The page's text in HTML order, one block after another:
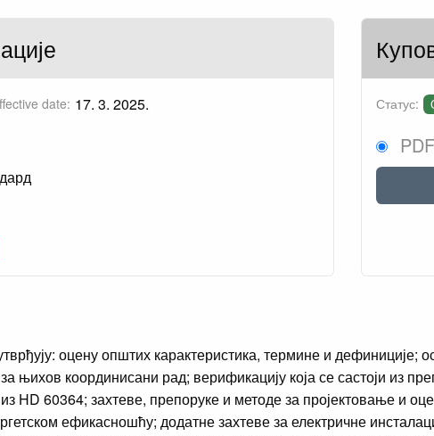
date: 17. 3. 2025. Статус:
оцену општих карактеристика, термине и дефиниције;
њихов координисани рад; верификацију која се састоји из
HD 60364; захтеве, препоруке и методе за пројектовање и
ефикасношћу; додатне захтеве за електричне